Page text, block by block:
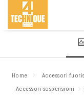
Home Accessori
Accessori sospensioni